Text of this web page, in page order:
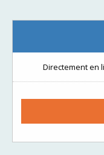
Directement en